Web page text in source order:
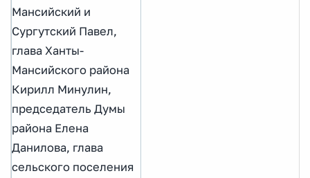
Мансийский и
Сургутский Павел,
глава Ханты-
Мансийского района
Кирилл Минулин,
председатель Думы
района Елена
Данилова, глава
сельского поселения